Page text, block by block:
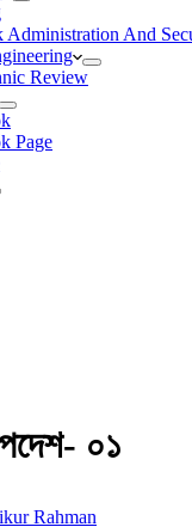
Administration And
Review
Page
০১
Rahman